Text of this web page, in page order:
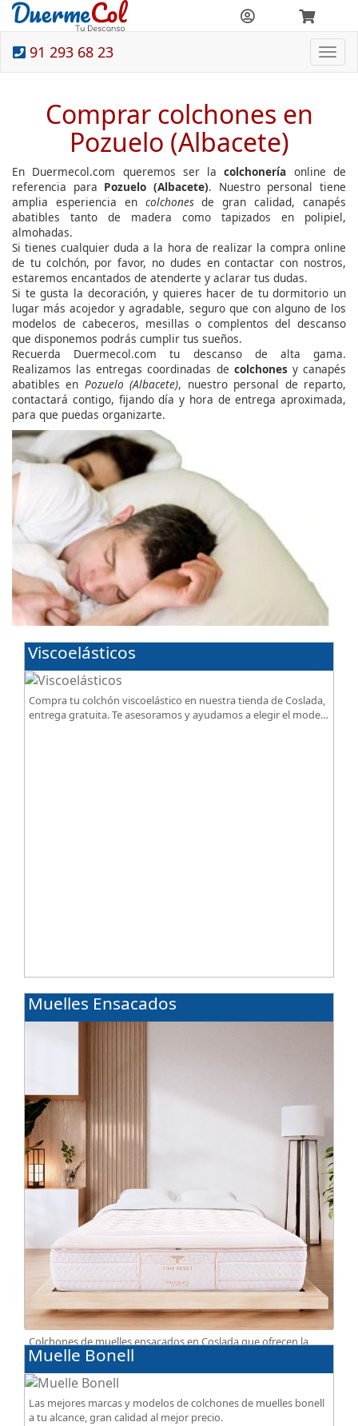
91 293 68 23
Comprar colchones en
Pozuelo (Albacete)
En Duermecol.com queremos ser lacolchonería online de
referencia para Pozuelo (Albacete). Nuestro personal tiene
amplia esperiencia en colchonesde gran calidad, canapés
abatibles tanto de madera como tapizados en polipiel,
almohadas.
Si tienes cualquier duda a la hora de realizar la compra online
de tu colchón, por favor, no dudes en contactar con nostros,
estaremos encantados de atenderte y aclarar tus dudas.
Si te gusta la decoración, y quieres hacer de tu dormitorio un
lugar más acojedor y agradable, seguro que con alguno de los
modelos de cabeceros, mesillas o complentos del descanso
que disponemos podrás cumplir tus sueños.
Recuerda Duermecol.com tu descanso de alta gama.
Realizamos las entregas coordinadas de colchonesy canapés
abatibles en Pozuelo (Albacete), nuestro personal de reparto,
contactará contigo, fijando día y hora de entrega aproximada,
para que puedas organizarte.
Viscoelásticos
Compra tu colchón viscoelástico en nuestra tienda de Coslada,
entrega gratuita. Te asesoramos y ayudamos a elegir el modelo
Muelles Ensacados
Colchones de muelles ensacados en Coslada que ofrecen la
perfecta combinación de firmeza, confort, transpiración, con
acabados premium de alta gama.
Muelle Bonell
Las mejores marcas y modelos de colchones de muelles bonell
a tu alcance, gran calidad al mejor precio.